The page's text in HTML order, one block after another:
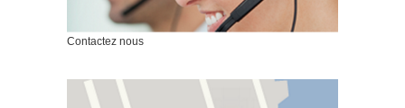
Contactez nous